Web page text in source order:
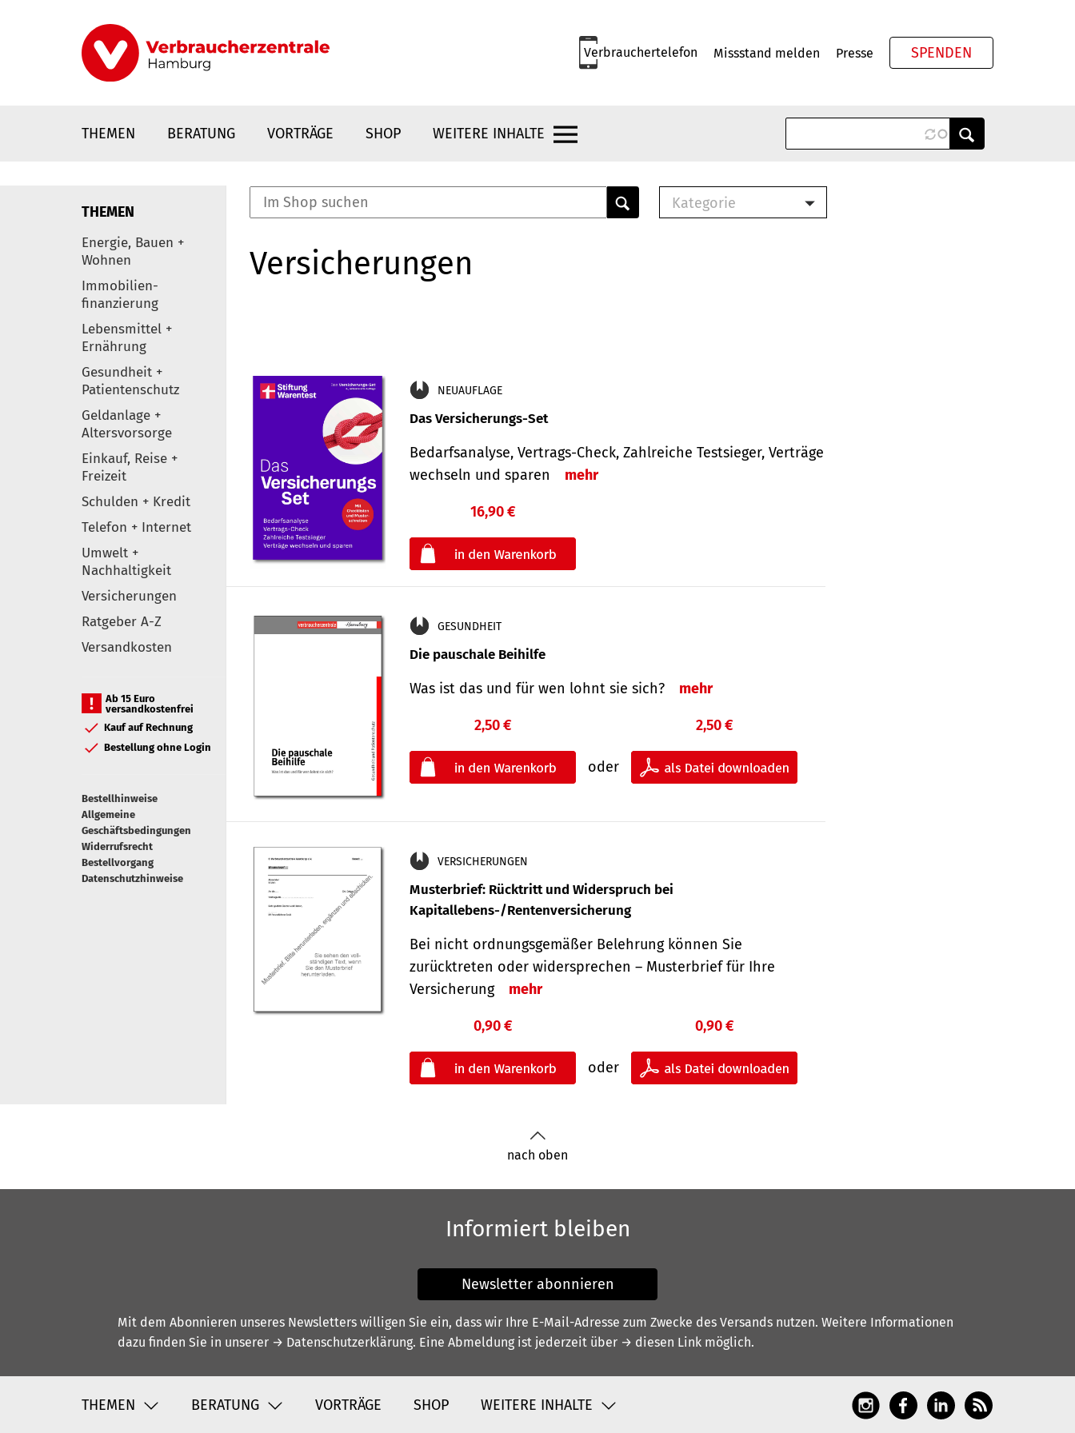
Verbrauchertelefon Missstand melden Presse SPENDEN
THEMEN BERATUNG VORTRÄGE SHOP WEITERE INHALTE
Elemente
THEMEN
Energie, Bauen +
Wohnen
Immobilien-
finanzierung
Lebensmittel +
Ernährung
Gesundheit +
Patientenschutz
Geldanlage +
Altersvorsorge
Einkauf, Reise +
Freizeit
Schulden + Kredit
Telefon + Internet
Umwelt +
Nachhaltigkeit
Versicherungen
Ratgeber A-Z
Versandkosten
Ab 15 Euro
versandkostenfrei
Kauf auf Rechnung
Bestellung ohne Login
Bestellhinweise
Allgemeine
Geschäftsbedingungen
Widerrufsrecht
Bestellvorgang
Datenschutzhinweise
Kategorie
Versicherungen
NEUAUFLAGE
Das Versicherungs-Set
Bedarfsanalyse, Vertrags-Check, Zahlreiche Testsieger, Verträge
wechseln und sparen
mehr
16,90 €
GESUNDHEIT
Die pauschale Beihilfe
Was ist das und für wen lohnt sie sich? mehr
2,50 €
oder
2,50 €
VERSICHERUNGEN
Musterbrief: Rücktritt und Widerspruch bei
Kapitallebens-/Rentenversicherung
Bei nicht ordnungsgemäßer Belehrung können Sie
zurücktreten oder widersprechen – Musterbrief für Ihre
Versicherung
mehr
0,90 €
oder
0,90 €
nach oben
Informiert bleiben
Newsletter abonnieren
Mit dem Abonnieren unseres Newsletters willigen Sie ein, dass wir Ihre E-Mail-Adresse zum Zwecke des Versands nutzen. Weitere Informationen
dazu finden Sie in unserer → Datenschutzerklärung. Eine Abmeldung ist jederzeit über → diesen Link möglich.
THEMEN BERATUNG VORTRÄGE SHOP WEITERE INHALTE